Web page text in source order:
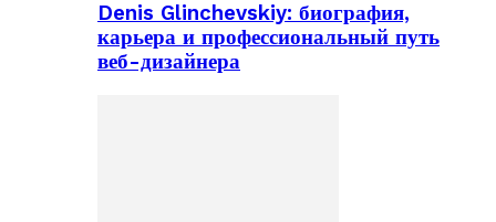
Denis Glinchevskiy: биография,
карьера и профессиональный путь
веб-дизайнера